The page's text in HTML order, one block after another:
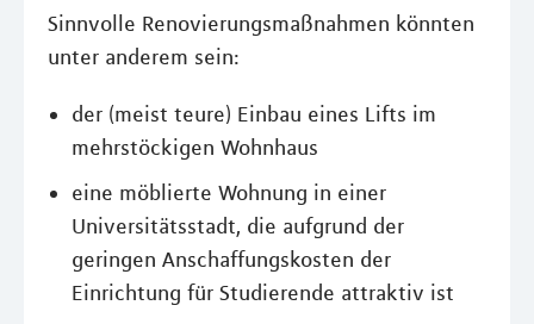
Sinnvolle Renovierungsmaßnahmen könnten
unter anderem sein:
der (meist teure) Einbau eines Lifts im
mehrstöckigen Wohnhaus
eine möblierte Wohnung in einer
Universitätsstadt, die aufgrund der
geringen Anschaffungskosten der
Einrichtung für Studierende attraktiv ist